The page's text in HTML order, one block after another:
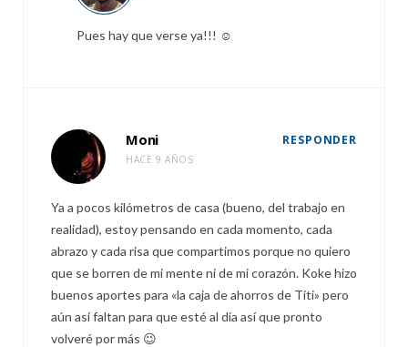
Pues hay que verse ya!!! ☺️
Moni
HACE 9 AÑOS
RESPONDER
Ya a pocos kilómetros de casa (bueno, del trabajo en
realidad), estoy pensando en cada momento, cada
abrazo y cada risa que compartimos porque no quiero
que se borren de mi mente ni de mi corazón. Koke hizo
buenos aportes para «la caja de ahorros de Titi» pero
aún así faltan para que esté al día así que pronto
volveré por más 😉